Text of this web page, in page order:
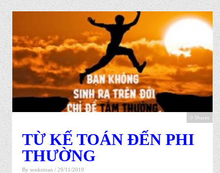
0 Shares
TỪ KẾ TOÁN ĐẾN PHI
THƯỜNG
By sonketoan / 29/11/2019